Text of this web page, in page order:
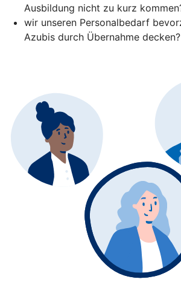
Ausbildung nicht zu kurz
wir unseren Personalbedarf
Azubis durch Übernahme decken?